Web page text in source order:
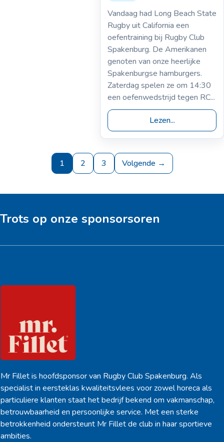
Training Long Beach
State Rugby
Vandaag had Long Beach State
Rugby uit California een
oefentraining bij Rugby Club
Spakenburg. De Amerikanen
genoten van onze heerlijke
Spakenburgse hamburgers.
Zaterdag spelen ze om 14:30
een oefenwedstrijd tegen RC...
Lezen...
1 2 3 Volgende →
Trots op onze sponsorsoren
Mr Fillet is hoofdsponsor van Rugby Club Spakenburg. Als
specialist in eersteklas kwaliteitsvlees voor zowel horeca als
particuliere klanten staat het bedrijf bekend om vakmanschap,
betrouwbaarheid en persoonlijke service. Met een sterke
betrokkenheid ondersteunt Mr Fillet de club in haar sportieve
ambities.